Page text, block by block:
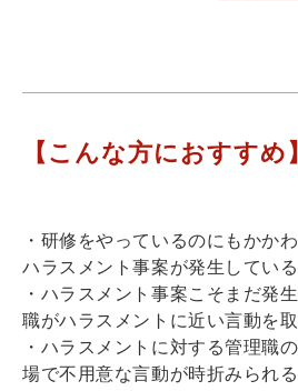
【こんな方におすすめ】
・研修をやっているのにもかか
ハラスメント事案が発生している
・ハラスメント事案こそまだ発
職がハラスメントに近い言動を
・ハラスメントに対する管理職
場で不用意な言動が時折みられる